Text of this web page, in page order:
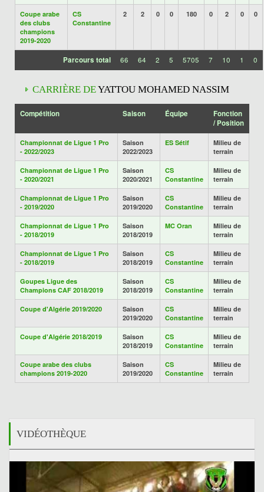
Coupe arabe
des clubs
champions
2019-2020
CS
Constantine
2 2 0 0 180 0 2 0 0
Parcours total 66 64 2 5 5705 7 10 1 0
CARRIÈRE DEYATTOU MOHAMED NASSIM
Compétition Saison Équipe
Fonction
/ Position
Championnat de Ligue 1 Pro
- 2022/2023
Saison
2022/2023
ES Sétif
Milieu de
terrain
Championnat de Ligue 1 Pro
- 2020/2021
Saison
2020/2021
CS
Constantine
Milieu de
terrain
Championnat de Ligue 1 Pro
- 2019/2020
Saison
2019/2020
CS
Constantine
Milieu de
terrain
Championnat de Ligue 1 Pro
- 2018/2019
Saison
2018/2019
MC Oran
Milieu de
terrain
Championnat de Ligue 1 Pro
- 2018/2019
Saison
2018/2019
CS
Constantine
Milieu de
terrain
Goupes Ligue des
Champions CAF 2018/2019
Saison
2018/2019
CS
Constantine
Milieu de
terrain
Coupe d'Algérie 2019/2020
Saison
2019/2020
CS
Constantine
Milieu de
terrain
Coupe d'Algérie 2018/2019
Saison
2018/2019
CS
Constantine
Milieu de
terrain
Coupe arabe des clubs
champions 2019-2020
Saison
2019/2020
CS
Constantine
Milieu de
terrain
VIDÉOTHÈQUE